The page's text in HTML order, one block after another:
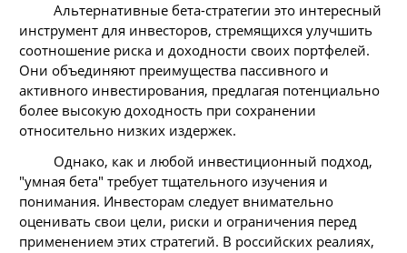
Альтернативные бета-стратегии это интересный
инструмент для инвесторов, стремящихся улучшить
соотношение риска и доходности своих портфелей.
Они объединяют преимущества пассивного и
активного инвестирования, предлагая потенциально
более высокую доходность при сохранении
относительно низких издержек.
Однако, как и любой инвестиционный подход,
"умная бета" требует тщательного изучения и
понимания. Инвесторам следует внимательно
оценивать свои цели, риски и ограничения перед
применением этих стратегий. В российских реалиях,